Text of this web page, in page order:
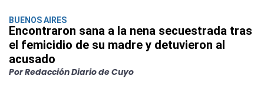
BUENOS AIRES
Encontraron sana a la nena secuestrada tras
el femicidio de su madre y detuvieron al
acusado
Por Redacción Diario de Cuyo